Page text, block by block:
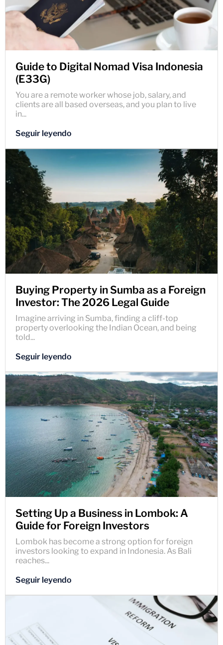
Guide to Digital Nomad Visa Indonesia
(E33G)
You are a remote worker whose job, salary, and
clients are all based overseas, and you plan to live
in...
Seguir leyendo
Buying Property in Sumba as a Foreign
Investor: The 2026 Legal Guide
Imagine arriving in Sumba, finding a cliff-top
property overlooking the Indian Ocean, and being
told...
Seguir leyendo
Setting Up a Business in Lombok: A
Guide for Foreign Investors
Lombok has become a strong option for foreign
investors looking to expand in Indonesia. As Bali
reaches...
Seguir leyendo